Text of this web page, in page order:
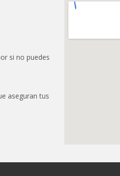
si no puedes
aseguran tus